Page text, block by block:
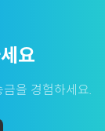
요
을 경험하세요.